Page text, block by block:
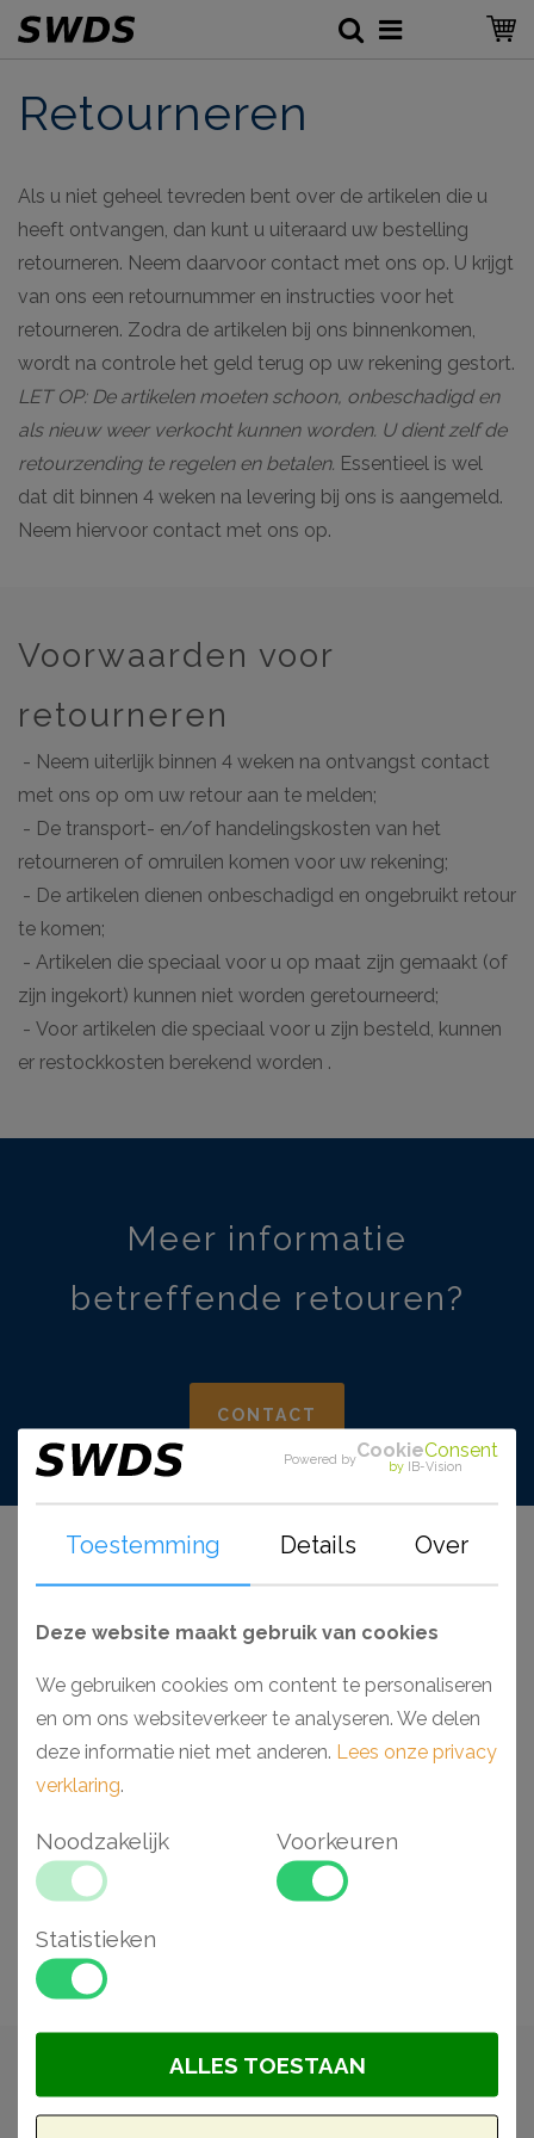
Retourneren
Als u niet geheel tevreden bent over de artikelen die u
heeft ontvangen, dan kunt u uiteraard uw bestelling
retourneren. Neem daarvoor contact met ons op. U krijgt
van ons een retournummer en instructies voor het
retourneren. Zodra de artikelen bij ons binnenkomen,
wordt na controle het geld terug op uw rekening gestort.
LET OP: De artikelen moeten schoon, onbeschadigd en
als nieuw weer verkocht kunnen worden. U dient zelf de
retourzending te regelen en betalen. Essentieel is wel
dat dit binnen 4 weken na levering bij ons is aangemeld.
Neem hiervoor contact met ons op.
Voorwaarden voor
retourneren
- Neem uiterlijk binnen 4 weken na ontvangst contact
met ons op om uw retour aan te melden;
- De transport- en/of handelingskosten van het
retourneren of omruilen komen voor uw rekening;
- De artikelen dienen onbeschadigd en ongebruikt retour
te komen;
- Artikelen die speciaal voor u op maat zijn gemaakt (of
zijn ingekort) kunnen niet worden geretourneerd;
- Voor artikelen die speciaal voor u zijn besteld, kunnen
er restockkosten berekend worden .
Meer informatie
betreffende retouren?
CONTACT
Klachten
Klachten moeten snel en goed worden opgelost. Veelal
ontstaat een klacht uit een misverstand of is het gevolg
van slechte communicatie. In beide gevallen hebben wij
een fout gemaakt en zouden deze graag willen
verbeteren. We begrijpen ook dat met name door de
moderne communicatiemiddelen alles steeds
onpersoonlijker lijkt te worden. Hierdoor kan een
probleem escaleren tot een ontevreden klant met een
klacht. We willen dit absoluut voorkomen.
Klachten aub altijd melden
Powered byCookieConsent
by IB-Vision
Toestemming Details Over
Deze website maakt gebruik van cookies
We gebruiken cookies om content te personaliseren
en om ons websiteverkeer te analyseren. We delen
deze informatie niet met anderen. Lees onze privacy
verklaring.
Noodzakelijk Voorkeuren
Statistieken
ALLES TOESTAAN